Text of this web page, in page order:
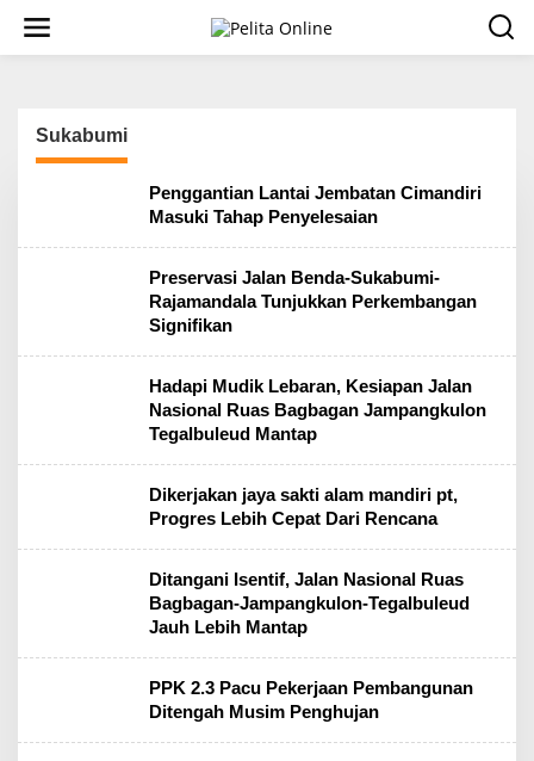
w
Sukabumi
Penggantian Lantai Jembatan Cimandiri
Masuki Tahap Penyelesaian
Preservasi Jalan Benda-Sukabumi-
Rajamandala Tunjukkan Perkembangan
Signifikan
Hadapi Mudik Lebaran, Kesiapan Jalan
Nasional Ruas Bagbagan Jampangkulon
Tegalbuleud Mantap
Dikerjakan jaya sakti alam mandiri pt,
Progres Lebih Cepat Dari Rencana
Ditangani Isentif, Jalan Nasional Ruas
Bagbagan-Jampangkulon-Tegalbuleud
Jauh Lebih Mantap
PPK 2.3 Pacu Pekerjaan Pembangunan
Ditengah Musim Penghujan